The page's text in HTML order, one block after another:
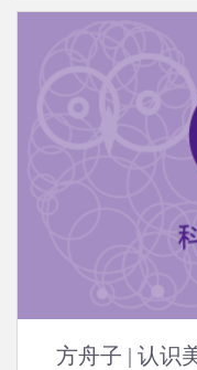
方舟子 | 认